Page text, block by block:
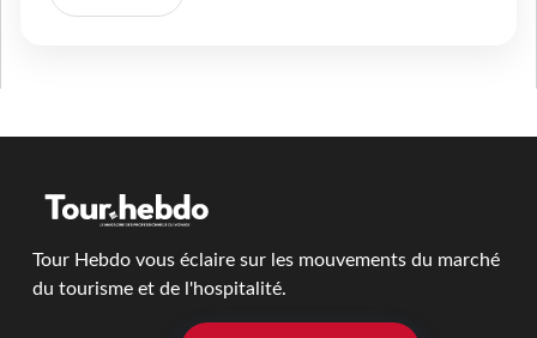
Tour Hebdo vous éclaire sur les mouvements du marché
du tourisme et de l'hospitalité.